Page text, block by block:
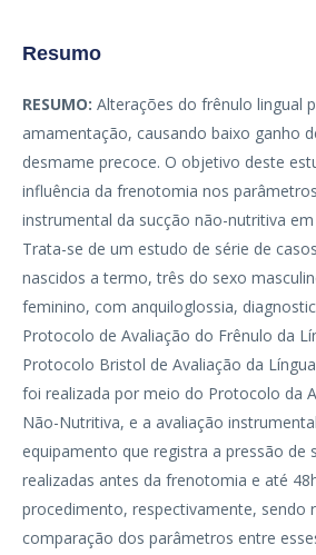
Resumo
RESUMO: Alterações do frênulo lingual
amamentação, causando baixo ganho
desmame precoce. O objetivo deste
influência da frenotomia nos
instrumental da sucção não-nutritiva
Trata-se de um estudo de série de
nascidos a termo, três do sexo
feminino, com anquiloglossia,
Protocolo de Avaliação do Frênulo da
Protocolo Bristol de Avaliação da
foi realizada por meio do Protocolo da
Não-Nutritiva, e a avaliação
equipamento que registra a pressão de
realizadas antes da frenotomia e até
procedimento, respectivamente, sendo
comparação dos parâmetros entre